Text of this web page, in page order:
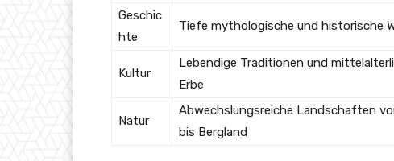
Geschic
hte
Tiefe mythologische und historische
Kultur
Lebendige Traditionen und
Erbe
Natur
Abwechslungsreiche Landschaften
bis Bergland